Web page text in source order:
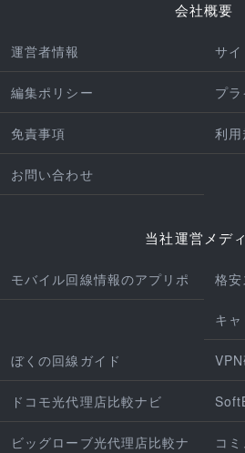
会社概要
運営者情報 サ
編集ポリシー プ
免責事項 利用
お問い合わせ
当社運営メデ
モバイル回線情報のアプリポ 格
キ
ぼくの回線ガイド
ドコモ光代理店比較ナビ
ビッグローブ光代理店比較ナ コ